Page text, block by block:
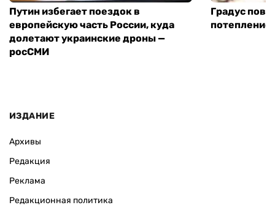
Путин избегает поездок в
европейскую часть России, куда
долетают украинские дроны —
росСМИ
Градус
ИЗДАНИЕ
Архивы
Редакция
Реклама
Редакционная политика